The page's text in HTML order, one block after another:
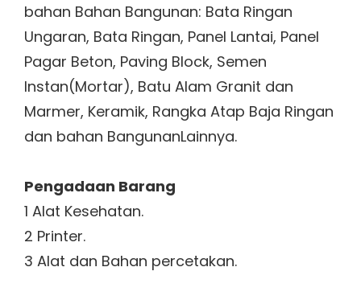
bahan Bahan Bangunan: Bata Ringan
Ungaran, Bata Ringan, Panel Lantai, Panel
Pagar Beton, Paving Block, Semen
Instan(Mortar), Batu Alam Granit dan
Marmer, Keramik, Rangka Atap Baja Ringan
dan bahan BangunanLainnya.
Pengadaan Barang
1 Alat Kesehatan.
2 Printer.
3 Alat dan Bahan percetakan.